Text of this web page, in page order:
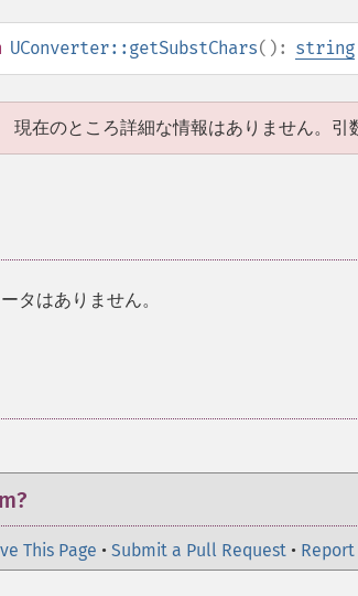
UConverter::getSubstChars(): string
現在のところ詳細な情報はありません。引
タはありません。
This Page • Submit a Pull Request • Report